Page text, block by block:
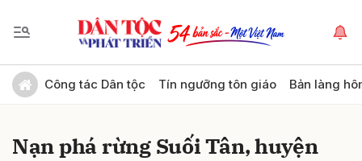
Công tác Dân tộc Tín ngưỡng tôn giáo Bản làng
Nạn phá rừng Suối Tân, huyện
Gửi bình luận